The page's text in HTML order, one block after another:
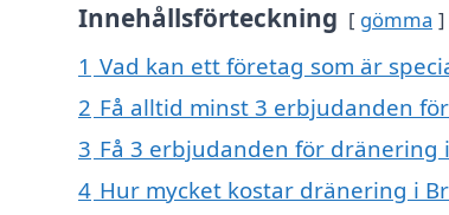
Innehållsförteckning gömma
1 Vad kan ett företag som är
2 Få alltid minst 3 erbjudanden
3 Få 3 erbjudanden för
4 Hur mycket kostar dränering i